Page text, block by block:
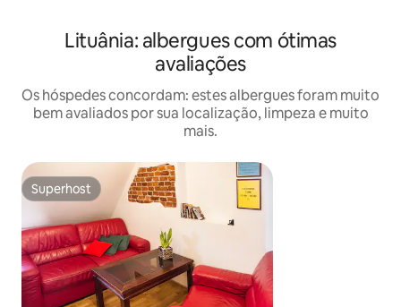
Lituânia: albergues com ótimas
avaliações
Os hóspedes concordam: estes albergues foram muito
bem avaliados por sua localização, limpeza e muito
mais.
Superhost
Superhost